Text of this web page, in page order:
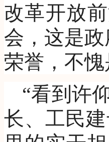
改革开放
会，这是
荣誉，不
“看到许
长、工民